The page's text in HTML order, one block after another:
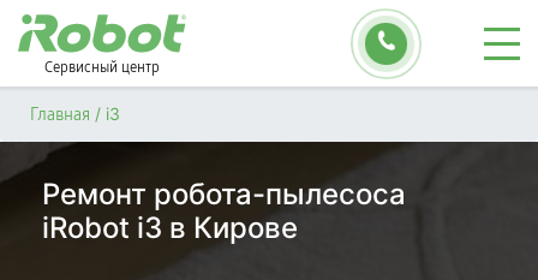
Сервисный центр
Главная / i3
Ремонт робота-пылесоса
iRobot i3 в Кирове